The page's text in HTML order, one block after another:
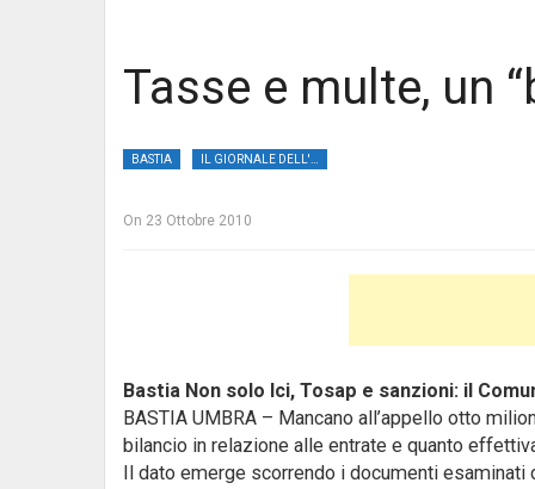
Tasse e multe, un
BASTIA
On 23 Ottobre 2010
Bastia Non solo Ici, Tosap e sanzioni: il
BASTIA UMBRA – Mancano all’appello otto
bilancio in relazione alle entrate e quanto
Il dato emerge scorrendo i documenti